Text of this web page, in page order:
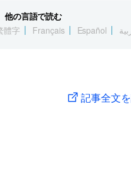
他の言語で読む
體字 Français Español
記事全文